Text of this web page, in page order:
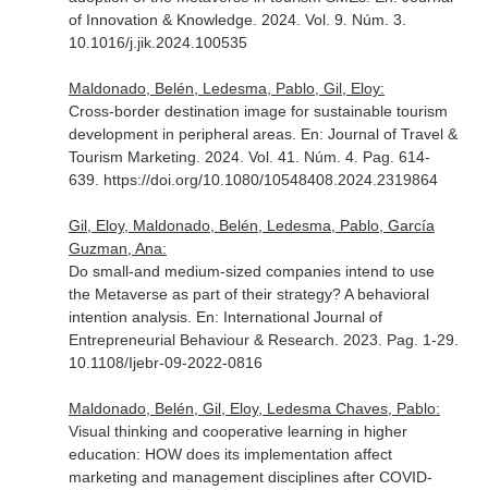
of Innovation & Knowledge. 2024. Vol. 9. Núm. 3.
10.1016/j.jik.2024.100535
Maldonado, Belén, Ledesma, Pablo, Gil, Eloy:
Cross-border destination image for sustainable tourism
development in peripheral areas. En: Journal of Travel &
Tourism Marketing . 2024. Vol. 41. Núm. 4. Pag. 614-
639. https://doi.org/10.1080/10548408.2024.2319864
Gil, Eloy, Maldonado, Belén, Ledesma, Pablo, García
Guzman, Ana:
Do small-and medium-sized companies intend to use
the Metaverse as part of their strategy? A behavioral
intention analysis. En: International Journal of
Entrepreneurial Behaviour & Research . 2023. Pag. 1-29.
10.1108/Ijebr-09-2022-0816
Maldonado, Belén, Gil, Eloy, Ledesma Chaves, Pablo:
Visual thinking and cooperative learning in higher
education: HOW does its implementation affect
marketing and management disciplines after COVID-